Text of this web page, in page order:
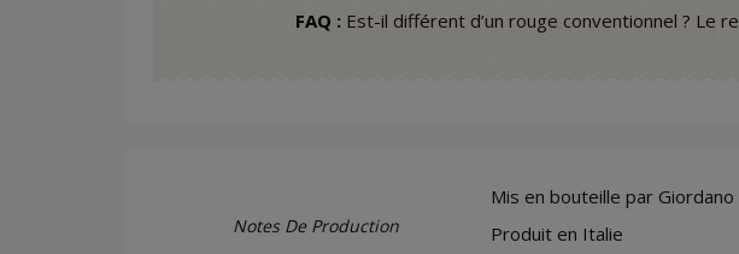
FAQ : Est-il différent d’un rouge conventionnel ? Le
Notes De Production
Mis en bouteille par Giordano
Produit en Italie